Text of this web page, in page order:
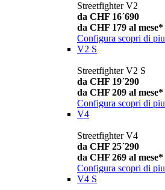
Streetfighter V2
da CHF 16´690
da CHF 179 al mese*
Configura scopri di piu
V2 S
Streetfighter V2 S
da CHF 19´290
da CHF 209 al mese*
Configura scopri di piu
V4
Streetfighter V4
da CHF 25´290
da CHF 269 al mese*
Configura scopri di piu
V4 S